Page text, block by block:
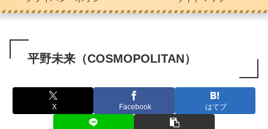
平野未来（COSMOPOLITAN）
X Facebook はてブ